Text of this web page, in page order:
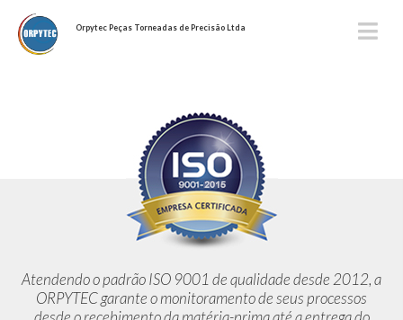
Orpytec Peças Torneadas de Precisão Ltda
Atendendo o padrão ISO 9001 de qualidade desde 2012,a
ORPYTEC garante o monitoramento de seus processos